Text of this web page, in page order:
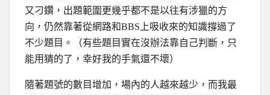
又刁鑽，出題範圍更幾乎都不是以往有涉獵的方
向，仍然靠著從網路和BBS上吸收來的知識撐過了
不少題目。（有些題目實在沒辦法靠自己判斷，只
能用猜的了，幸好我的手氣還不壞）
隨著題號的數目增加，場內的人越來越少，而我最